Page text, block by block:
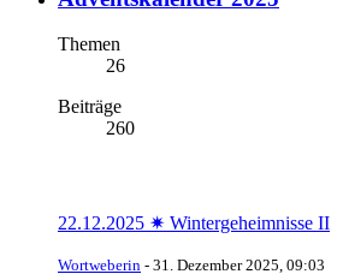
Themen
26
Beiträge
260
22.12.2025 ✷ Wintergeheimnisse II
Wortweberin - 31. Dezember 2025, 09:03